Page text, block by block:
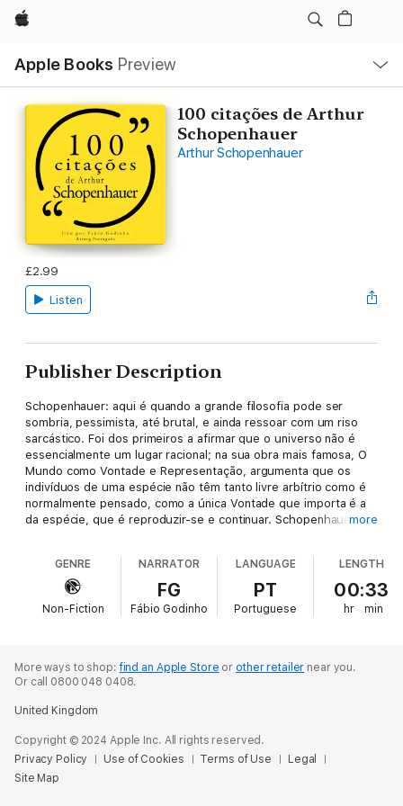
Apple
Apple Books Preview
Nav
Open
Menu
100 citações de Arthur
Schopenhauer
Arthur Schopenhauer
£2.99
Listen
Publisher Description
Schopenhauer: aqui é quando a grande filosofia pode ser
sombria, pessimista, até brutal, e ainda ressoar com um riso
sarcástico. Foi dos primeiros a afirmar que o universo não é
essencialmente um lugar racional; na sua obra mais famosa, O
Mundo como Vontade e Representação, argumenta que os
indivíduos de uma espécie não têm tanto livre arbítrio como é
normalmente pensado, como a única Vontade que importa é a
da espécie, que é reproduzir-se e continuar. Schopenhauer é
manual lúdico concebido para esmagar completamente o
adversário na batalha verbal, e da Metafísica do Amor dos
Sexos, uma aplicação hilariante das teorias desenvolvidas no
Mundo como Vontade e Representação. Seleccionámos para si
mordaz, profunda sabedoria, e filosofia do Oriente Próximo.
more
GENRE
Non-Fiction
NARRATOR
FG
Fábio Godinho
LANGUAGE
PT
Portuguese
LENGTH
00:33
hr min
More ways to shop:find an Apple Store or other retailer near you.
Or call 0800 048 0408.
United Kingdom
Copyright © 2024 Apple Inc. All rights reserved.
Privacy Policy
Use of Cookies Terms of Use
Legal
Site Map